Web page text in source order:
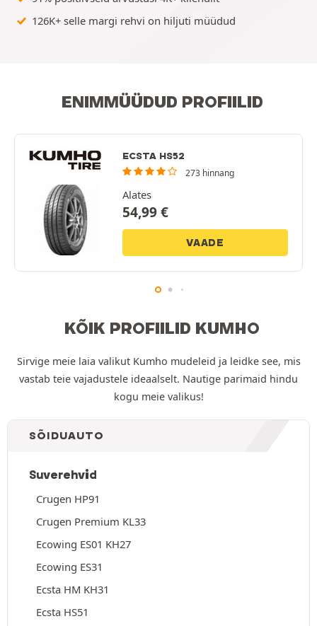
126K+ selle margi rehvi on hiljuti müüdud
ENIMMÜÜDUD PROFIILID
ECSTA HS52
273 hinnang
Alates
54,99€
VAADE
KÕIK PROFIILID KUMHO
Sirvige meie laia valikut Kumho mudeleid ja leidke see, mis
vastab teie vajadustele ideaalselt. Nautige parimaid hindu
kogu meie valikus!
SÕIDUAUTO
Suverehvid
Crugen HP91
Crugen Premium KL33
Ecowing ES01 KH27
Ecowing ES31
Ecsta HM KH31
Ecsta HS51